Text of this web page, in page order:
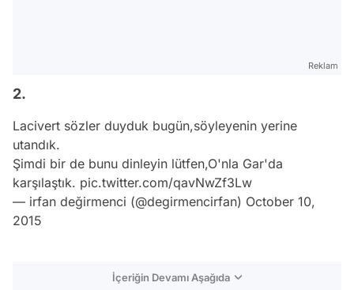
Reklam
2.
Lacivert sözler duyduk bugün,söyleyenin yerine
utandık.
Şimdi bir de bunu dinleyin lütfen,O'nla Gar'da
karşılaştık. pic.twitter.com/qavNwZf3Lw
— irfan değirmenci (@degirmencirfan) October 10,
2015
İçeriğin Devamı Aşağıda